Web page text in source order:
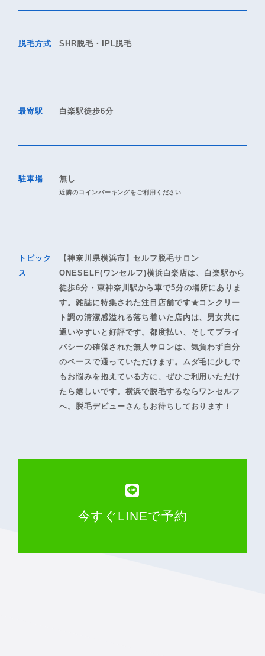
脱毛方式 SHR脱毛・IPL脱毛
最寄駅 白楽駅徒歩6分
駐車場 無し
近隣のコインパーキングをご利用ください
トピック
ス
【神奈川県横浜市】セルフ脱毛サロン
ONESELF(ワンセルフ)横浜白楽店は、白楽駅から
徒歩6分・東神奈川駅から車で5分の場所にありま
す。雑誌に特集された注目店舗です★コンクリー
ト調の清潔感溢れる落ち着いた店内は、男女共に
通いやすいと好評です。都度払い、そしてプライ
バシーの確保された無人サロンは、気負わず自分
のペースで通っていただけます。ムダ毛に少しで
もお悩みを抱えている方に、ぜひご利用いただけ
たら嬉しいです。横浜で脱毛するならワンセルフ
へ。脱毛デビューさんもお待ちしております！
今すぐLINEで予約